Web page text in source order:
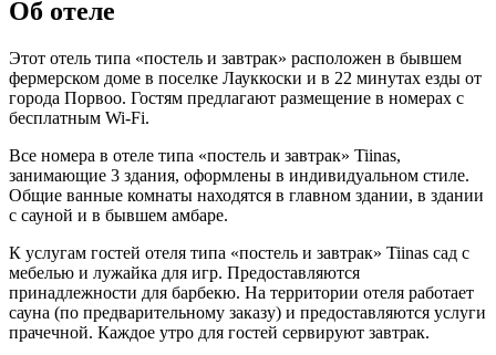
Об отеле
Этот отель типа «постель и завтрак» расположен в бывшем
фермерском доме в поселке Лауккоски и в 22 минутах езды от
города Порвоо. Гостям предлагают размещение в номерах с
бесплатным Wi-Fi.
Все номера в отеле типа «постель и завтрак» Tiinas,
занимающие 3 здания, оформлены в индивидуальном стиле.
Общие ванные комнаты находятся в главном здании, в здании
с сауной и в бывшем амбаре.
К услугам гостей отеля типа «постель и завтрак» Tiinas сад с
мебелью и лужайка для игр. Предоставляются
принадлежности для барбекю. На территории отеля работает
сауна (по предварительному заказу) и предоставляются услуги
прачечной. Каждое утро для гостей сервируют завтрак.